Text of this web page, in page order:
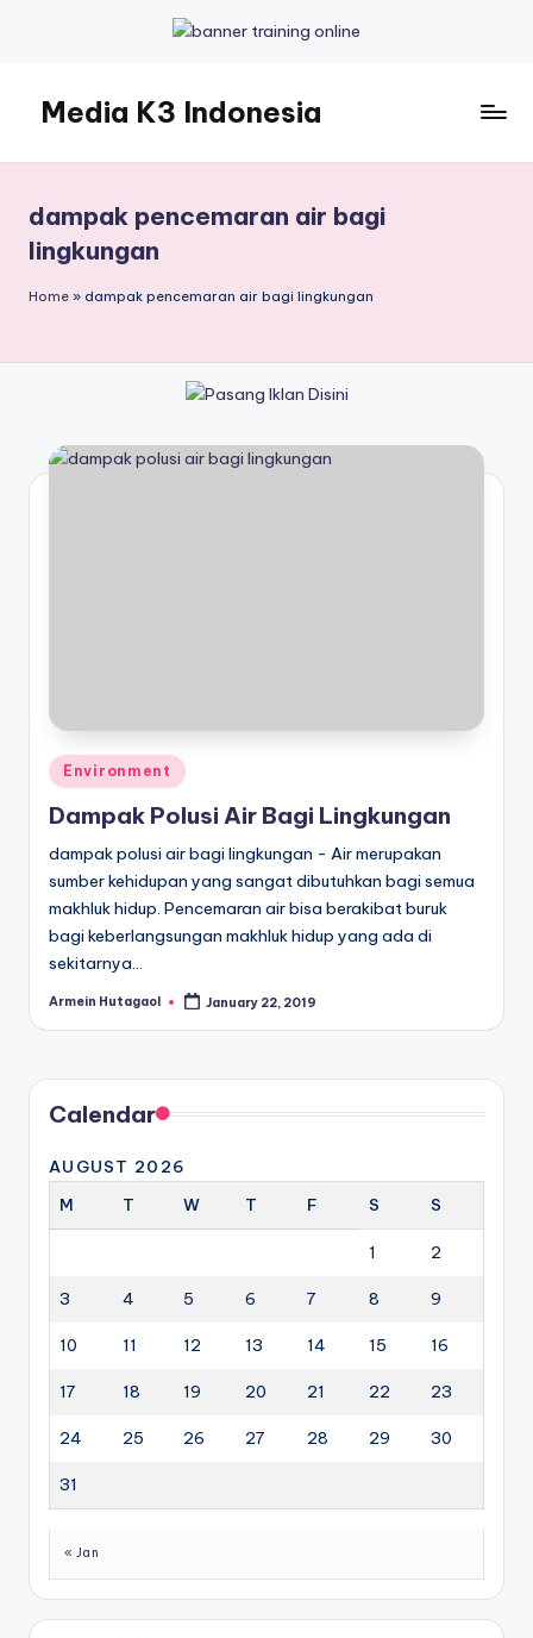
contentMedia K3 Indonesia
Seputar
Dunia
K3LH
dampak pencemaran air bagi
lingkungan
Home » dampak pencemaran air bagi lingkungan
Posted
in
Environment
Dampak Polusi Air Bagi Lingkungan
dampak polusi air bagi lingkungan - Air merupakan
sumber kehidupan yang sangat dibutuhkan bagi semua
makhluk hidup. Pencemaran air bisa berakibat buruk
bagi keberlangsungan makhluk hidup yang ada di
sekitarnya…
Posted
Armein Hutagaol January 22, 2019
Calendar
AUGUST 2026
M
T W T F S S
1 2
3 4 5 6 7 8 9
10 11 12 13 14 15 16
17 18 19 20 21 22 23
24 25 26 27 28 29 30
31
« Jan